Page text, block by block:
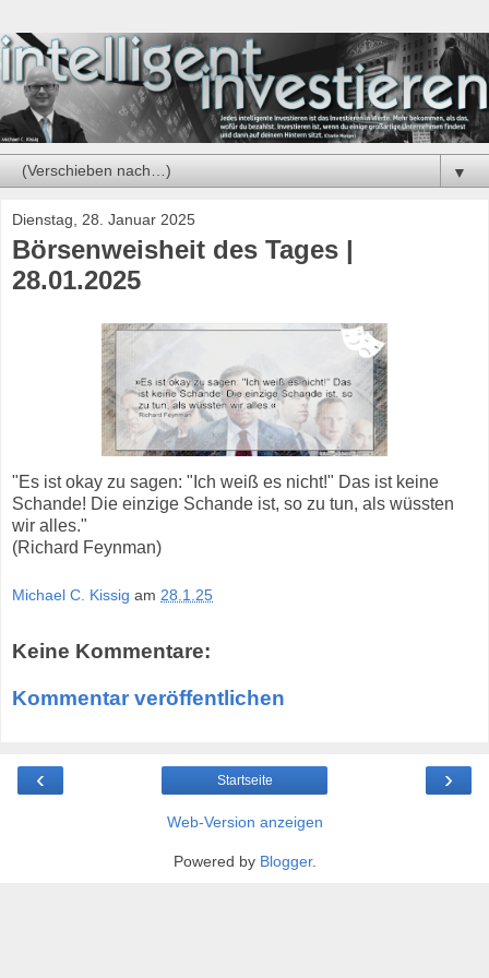
▼
Dienstag, 28. Januar 2025
Börsenweisheit des Tages |
28.01.2025
"Es ist okay zu sagen: "Ich weiß es nicht!" Das ist keine
Schande! Die einzige Schande ist, so zu tun, als wüssten
wir alles."
(Richard Feynman)
Michael C. Kissig am 28.1.25
Keine Kommentare:
Kommentar veröffentlichen
‹ ›
Startseite
Web-Version anzeigen
Powered by Blogger.